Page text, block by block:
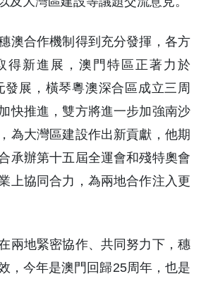
澳合作機制得到充分發揮，各方
得新進展，澳門特區正著力於
發展，橫琴粵澳深合區成立三周
快推進，雙方將進一步加強南沙
為大灣區建設作出新貢獻，他期
承辦第十五屆全運會和殘特奧會
上協同合力，為兩地合作注入更
兩地緊密協作、共同努力下，穗
，今年是澳門回歸25周年，也是